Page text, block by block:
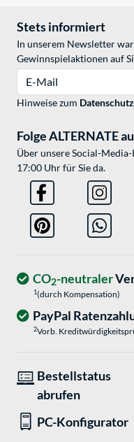
Stets informiert
In unserem Newsletter
Gewinnspielaktionen auf
Hinweise zum Datenschutz
Folge ALTERNATE
Über unsere Social-
17:00 Uhr für Sie da.
CO2-neutraler
1(durch Kompensation)
PayPal
2Vorb.
Bestellstatus
abrufen
PC-Konfigurator